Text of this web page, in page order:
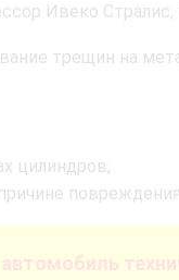
Ивеко
трещин на
цилиндров;